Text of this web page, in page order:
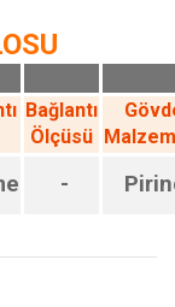
Bağlantı
Ölçüsü
-